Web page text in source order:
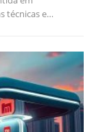
técnicas e…